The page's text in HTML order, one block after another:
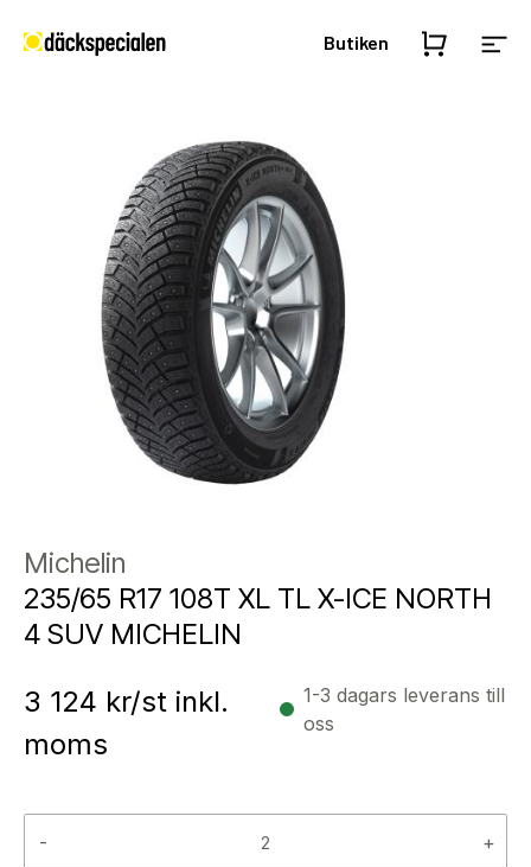
Butiken
Michelin
235/65 R17 108T XL TL X-ICE NORTH
4 SUV MICHELIN
3 124 kr/st inkl.
moms
1-3 dagars leverans till
oss
- +